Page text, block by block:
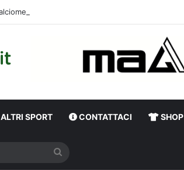
ALTRI SPORT CONTATTACI SHOP